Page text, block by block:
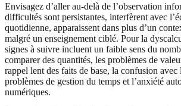
Envisagez d’aller au-delà de l’observation
difficultés sont persistantes, interfèrent avec
quotidienne, apparaissent dans plus d’un
malgré un enseignement ciblé. Pour la
signes à suivre incluent un faible sens du
comparer des quantités, les problèmes de
rappel lent des faits de base, la confusion avec
problèmes de gestion du temps et l’anxiété
numériques.